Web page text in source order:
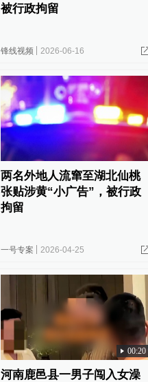
被行政拘留
锋线视频 2026-06-16
两名外地人流窜至湖北仙桃
张贴涉黄“小广告”，被行政
拘留
一号专案 2026-04-25
00:20
河南鹿邑县一男子闯入女澡